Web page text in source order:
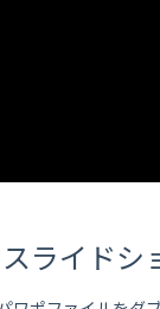
ライドシ